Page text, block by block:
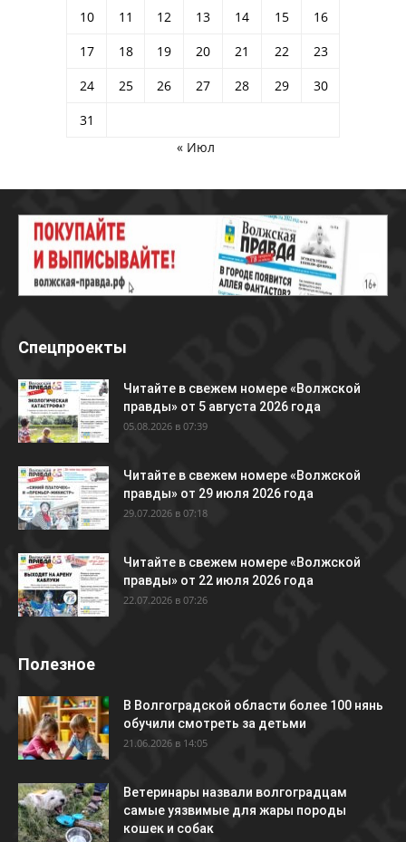
10
11 12 13 14 15
16
17
18 19 20 21 22
23
24
25 26 27 28 29
30
31
« Июл
Спецпроекты
Читайте в свежем номере «Волжской
правды» от 5 августа 2026 года
05.08.2026 в 07:39
Читайте в свежем номере «Волжской
правды» от 29 июля 2026 года
29.07.2026 в 07:18
Читайте в свежем номере «Волжской
правды» от 22 июля 2026 года
22.07.2026 в 07:26
Полезное
В Волгоградской области более 100 нянь
обучили смотреть за детьми
21.06.2026 в 14:05
Ветеринары назвали волгоградцам
самые уязвимые для жары породы
кошек и собак